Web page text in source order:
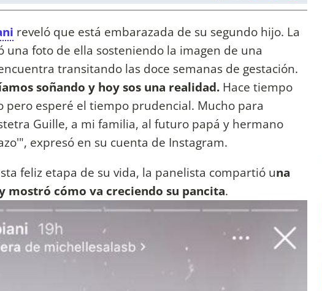
reveló que está embarazada de su segundo hijo. La
una foto de ella sosteniendo la imagen de una
transitando las doce semanas de gestación.
soñando y hoy sos una realidad. Hace tiempo
pero esperé el tiempo prudencial. Mucho para
Guille, a mi familia, al futuro papá y hermano
expresó en su cuenta de Instagram.
feliz etapa de su vida, la panelista compartió una
mostró cómo va creciendo su pancita.